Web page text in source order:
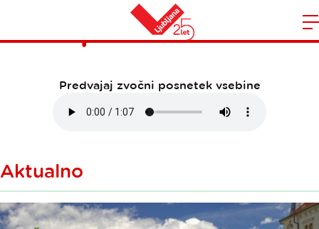
Domov
september-2025
Predvajaj zvočni posnetek vsebine
Aktualno